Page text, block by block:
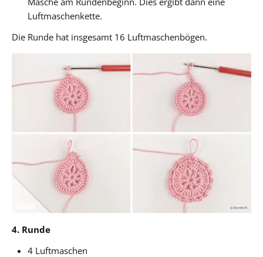
Luftmaschenkette.
Die Runde hat insgesamt 16 Luftmaschenbögen.
4. Runde
4 Luftmaschen